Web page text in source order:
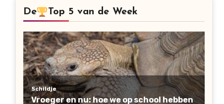
De Top 5 van de Week